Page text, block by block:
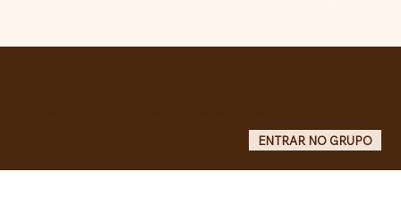
ENTRAR NO GRUPO